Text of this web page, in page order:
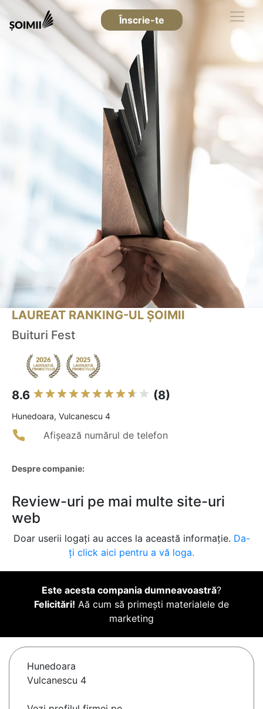
Înscrie-te
LAUREAT RANKING-UL ȘOIMII
Buituri Fest
8.6 (8)
Hunedoara, Vulcanescu 4
Afișează numărul de telefon
Despre companie:
Review-uri pe mai multe site-uri
web
Doar userii logați au acces la această informație. Da-
ți click aici pentru a vă loga.
Este acesta compania dumneavoastră?
Felicitări! Aă cum să primești materialele de
marketing
Hunedoara
Vulcanescu 4